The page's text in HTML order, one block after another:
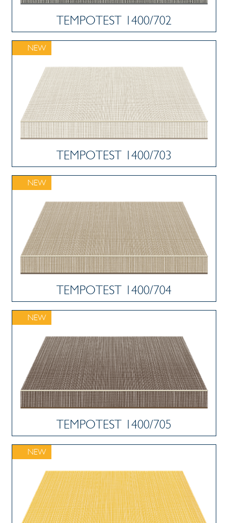
TEMPOTEST 1400/702
NEW
TEMPOTEST 1400/703
NEW
TEMPOTEST 1400/704
NEW
TEMPOTEST 1400/705
NEW